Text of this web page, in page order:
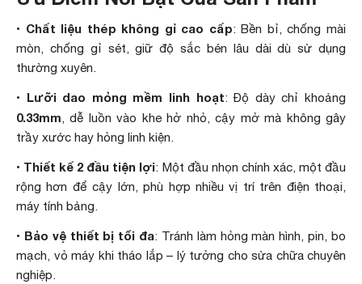
• Chất liệu thép không gỉ cao cấp: Bền bỉ, chống mài
mòn, chống gỉ sét, giữ độ sắc bén lâu dài dù sử dụng
thường xuyên.
• Lưỡi dao mỏng mềm linh hoạt: Độ dày chỉ khoảng
0.33mm, dễ luồn vào khe hở nhỏ, cậy mở mà không gây
trầy xước hay hỏng linh kiện.
• Thiết kế 2 đầu tiện lợi: Một đầu nhọn chính xác, một đầu
rộng hơn để cậy lớn, phù hợp nhiều vị trí trên điện thoại,
máy tính bảng.
• Bảo vệ thiết bị tối đa: Tránh làm hỏng màn hình, pin, bo
mạch, vỏ máy khi tháo lắp – lý tưởng cho sửa chữa chuyên
nghiệp.